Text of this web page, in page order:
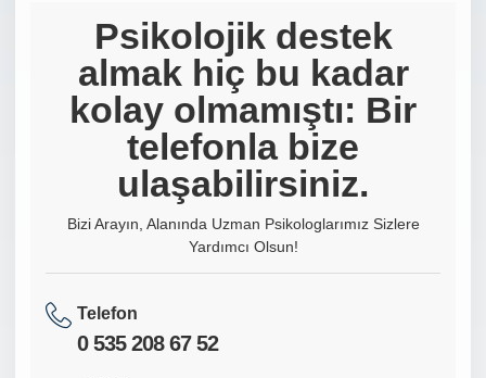
Psikolojik destek
almak hiç bu kadar
kolay olmamıştı: Bir
telefonla bize
ulaşabilirsiniz.
Bizi Arayın, Alanında Uzman Psikologlarımız Sizlere
Yardımcı Olsun!
Telefon
0 535 208 67 52
be left
blank